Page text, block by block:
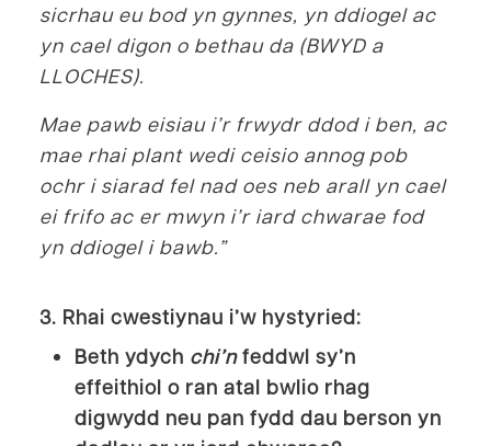
sicrhau eu bod yn gynnes, yn ddiogel ac
yn cael digon o bethau da (BWYD a
LLOCHES).
Mae pawb eisiau i’r frwydr ddod i ben, ac
mae rhai plant wedi ceisio annog pob
ochr i siarad fel nad oes neb arall yn cael
ei frifo ac er mwyn i’r iard chwarae fod
yn ddiogel i bawb.”
3. Rhai cwestiynau i’w hystyried:
Beth ydych chi’nfeddwl sy’n
effeithiol o ran atal bwlio rhag
digwydd neu pan fydd dau berson yn